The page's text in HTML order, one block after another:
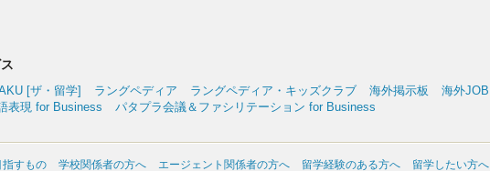
[ザ・留学] ラングペディア ラングペディア・キッズクラブ 海外掲示板 海外JOB
表現 for Business
パタプラ会議＆ファシリテーション for Business
指すもの 学校関係者の方へ エージェント関係者の方へ 留学経験のある方へ 留学したい方へ